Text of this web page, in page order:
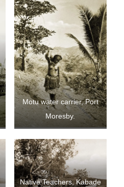
Motu water carrier, Port
Moresby.
Native Teachers, Kabade